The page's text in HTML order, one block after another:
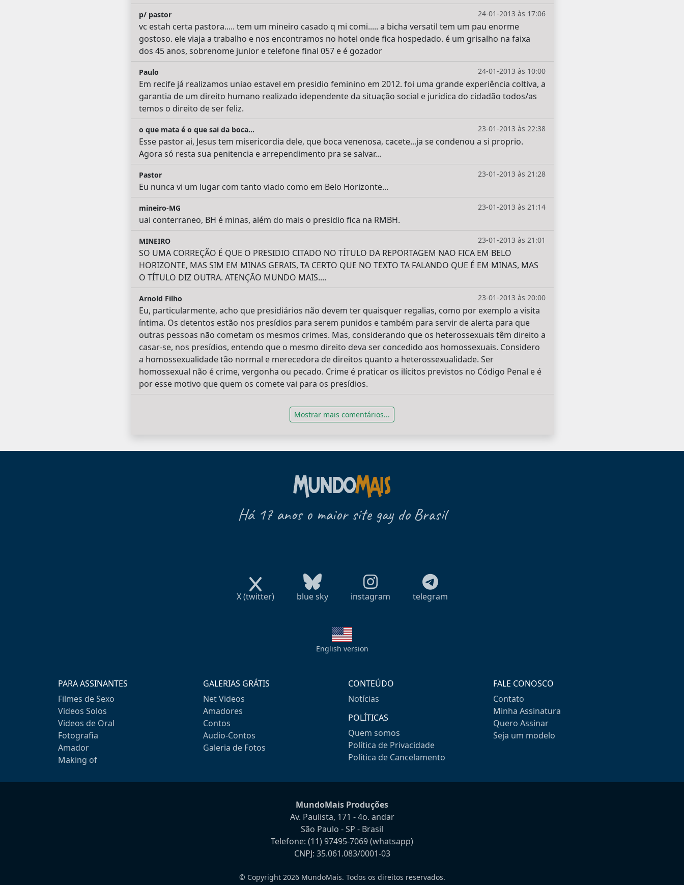
24-01-2013 às 17:06
p/ pastor
vc estah certa pastora..... tem um mineiro casado q mi comi..... a bicha versatil tem um pau enorme
gostoso. ele viaja a trabalho e nos encontramos no hotel onde fica hospedado. é um grisalho na faixa
dos 45 anos, sobrenome junior e telefone final 057 e é gozador
24-01-2013 às 10:00
Paulo
Em recife já realizamos uniao estavel em presidio feminino em 2012. foi uma grande experiência coltiva, a
garantia de um direito humano realizado idependente da situação social e juridica do cidadão todos/as
temos o direito de ser feliz.
23-01-2013 às 22:38
o que mata é o que sai da boca...
Esse pastor ai, Jesus tem misericordia dele, que boca venenosa, cacete...ja se condenou a si proprio.
Agora só resta sua penitencia e arrependimento pra se salvar...
23-01-2013 às 21:28
Pastor
Eu nunca vi um lugar com tanto viado como em Belo Horizonte...
23-01-2013 às 21:14
mineiro-MG
uai conterraneo, BH é minas, além do mais o presidio fica na RMBH.
23-01-2013 às 21:01
MINEIRO
SO UMA CORREÇÃO É QUE O PRESIDIO CITADO NO TÍTULO DA REPORTAGEM NAO FICA EM BELO
HORIZONTE, MAS SIM EM MINAS GERAIS, TA CERTO QUE NO TEXTO TA FALANDO QUE É EM MINAS, MAS
O TÍTULO DIZ OUTRA. ATENÇÃO MUNDO MAIS....
23-01-2013 às 20:00
Arnold Filho
Eu, particularmente, acho que presidiários não devem ter quaisquer regalias, como por exemplo a visita
íntima. Os detentos estão nos presídios para serem punidos e também para servir de alerta para que
outras pessoas não cometam os mesmos crimes. Mas, considerando que os heterossexuais têm direito a
casar-se, nos presídios, entendo que o mesmo direito deva ser concedido aos homossexuais. Considero
a homossexualidade tão normal e merecedora de direitos quanto a heterossexualidade. Ser
homossexual não é crime, vergonha ou pecado. Crime é praticar os ilícitos previstos no Código Penal e é
por esse motivo que quem os comete vai para os presídios.
Mostrar mais comentários...
Há 17 anos o maior site gay do Brasil
X (twitter) blue sky instagram telegram
English version
PARA ASSINANTES
Filmes de Sexo
Videos Solos
Videos de Oral
Fotografia
Amador
Making of
GALERIAS GRÁTIS
Net Videos
Amadores
Contos
Audio-Contos
Galeria de Fotos
CONTEÚDO
Notícias
POLÍTICAS
Quem somos
Política de Privacidade
Política de Cancelamento
FALE CONOSCO
Contato
Minha Assinatura
Quero Assinar
Seja um modelo
MundoMais Produções
Av. Paulista, 171 - 4o. andar
São Paulo - SP - Brasil
Telefone: (11) 97495-7069(whatsapp)
CNPJ: 35.061.083/0001-03
© Copyright 2026 MundoMais. Todos os direitos reservados.